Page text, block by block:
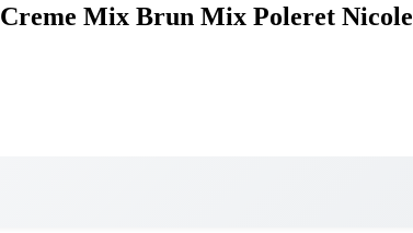
Mix Brun Mix Poleret Nicole